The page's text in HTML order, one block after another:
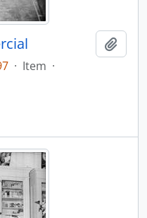
· Item ·